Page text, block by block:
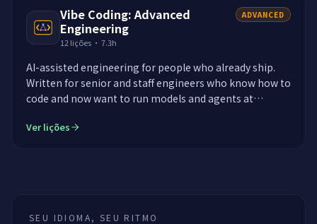
the way a modern software team ships. You direct the
team. The agents do the work. By the end you run an
entire software project with a full AI engineering team
Vibe Coding: Advanced
Engineering
12 lições · 7.3h
ADVANCED
AI-assisted engineering for people who already ship.
Written for senior and staff engineers who know how to
code and now want to run models and agents at
driven development, your own harness, verification
Ver lições
SEU IDIOMA, SEU RITMO